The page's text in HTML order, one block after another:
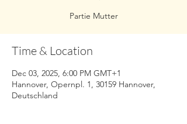
Partie Mutter
Time & Location
Dec 03, 2025, 6:00 PM GMT+1
Hannover, Opernpl. 1, 30159 Hannover,
Deutschland